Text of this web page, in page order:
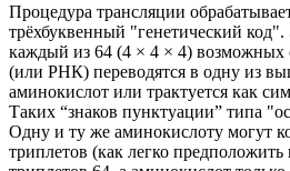
Процедура трансляции
трёхбуквенный "генетический
каждый из 64 (4 × 4 × 4)
(или РНК) переводятся в одну из
аминокислот или трактуется как
Таких “знаков пунктуации” типа
Одну и ту же аминокислоту могут
триплетов (как легко предположить